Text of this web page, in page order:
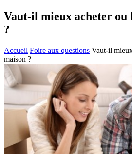
Vaut-il mieux acheter ou
?
Accueil Foire aux questions Vaut-il
maison ?